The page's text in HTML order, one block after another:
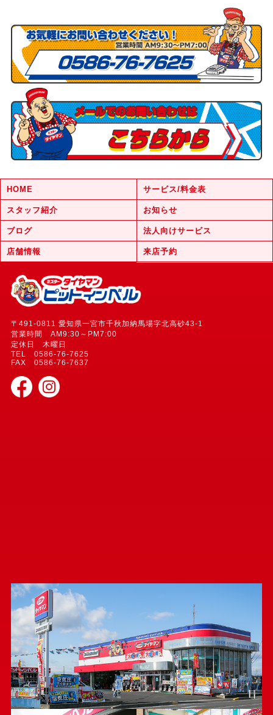
HOME サービス/料金表
スタッフ紹介 お知らせ
ブログ 法人向けサービス
店舗情報 来店予約
〒491-0811 愛知県一宮市千秋加納馬場字北高砂43-1
営業時間 AM9:30～PM7:00
定休日 木曜日
TEL 0586-76-7625
FAX 0586-76-7637